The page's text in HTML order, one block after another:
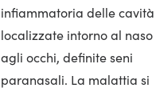
infiammatoria delle cavità
localizzate intorno al naso
agli occhi, definite seni
paranasali. La malattia si